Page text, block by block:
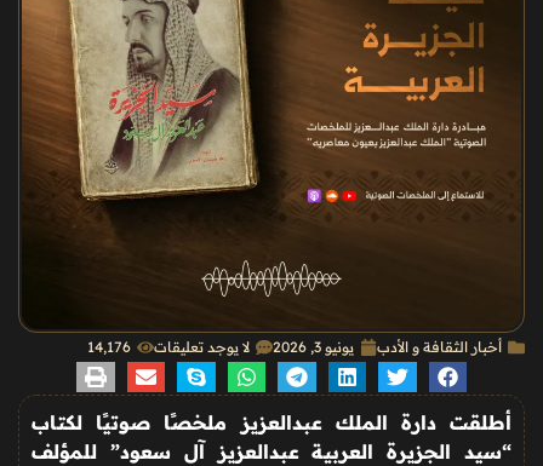
أخبار الثقافة و الأدب يونيو 3, 2026 لا يوجد تعليقات 14٬176
أطلقت دارة الملك عبدالعزيز ملخصًا صوتيًا لكتاب
“سيد الجزيرة العربية عبدالعزيز آل سعود” للمؤلف